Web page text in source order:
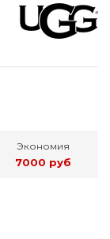
Экономия
7000 руб